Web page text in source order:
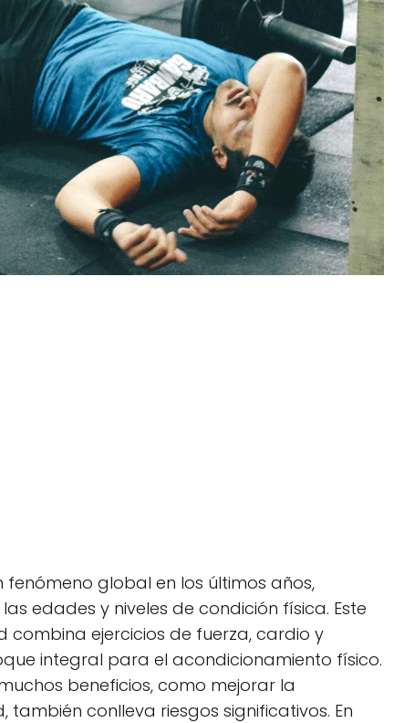
fenómeno global en los últimos años,
edades y niveles de condición física. Este
ejercicios de fuerza, cardio y
integral para el acondicionamiento físico.
beneficios, como mejorar la
también conlleva riesgos significativos. En